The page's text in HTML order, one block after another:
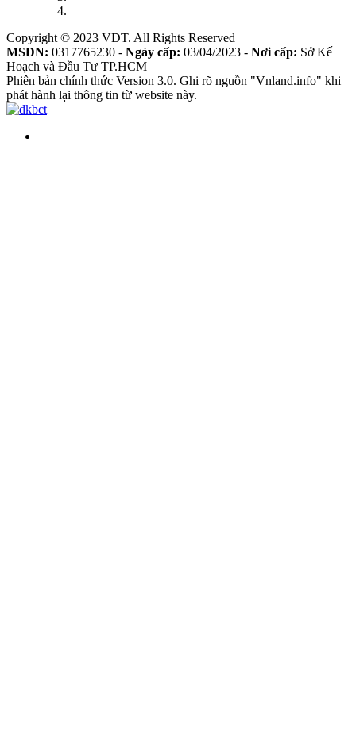
Copyright © 2023 VDT. All Rights Reserved
MSDN: 0317765230 - Ngày cấp: 03/04/2023 - Nơi cấp: Sở Kế
Hoạch và Đầu Tư TP.HCM
Phiên bản chính thức Version 3.0. Ghi rõ nguồn "Vnland.info" khi
phát hành lại thông tin từ website này.